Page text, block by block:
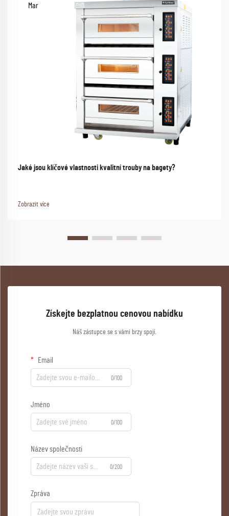
Mar
Jaké jsou klíčové vlastnosti kvalitní trouby na bagety?
Zobrazit více
Získejte bezplatnou cenovou nabídku
Náš zástupce se s vámi brzy spojí.
Email
0/100
Jméno
0/100
Název společnosti
0/200
Zpráva